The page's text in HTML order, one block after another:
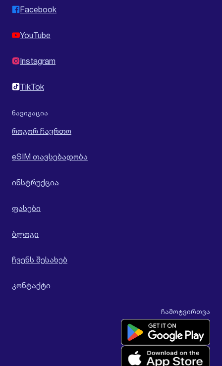
Facebook
YouTube
Instagram
TikTok
ნავიგაცია
როგორ ჩავრთო
eSIM თავსებადობა
ინსტრუქცია
ფასები
ბლოგი
ჩვენს შესახებ
კონტაქტი
ჩამოტვირთვა